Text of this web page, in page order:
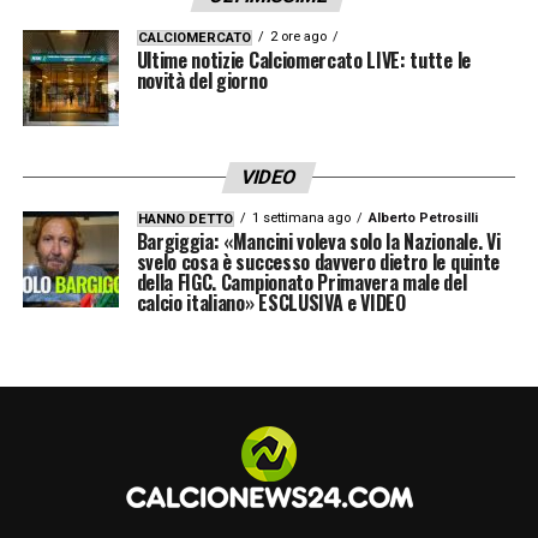
DZEKO– «Ha bisogno di continuità, non lo
puoi far entrare dieci minuti o comunque
giudicarlo per una partita. Va visto nel lungo.
Le difficoltà c’erano anche in Turchia… Ha
PISA-FIORENTINA– «Complicata, perché il
Pisa è tosto. A Napoli ha fatto una
CALCIOMERCATO 2 ore ago
Ultime notizie Calciomercato LIVE: tutte le
novità del giorno
VIDEO
HANNO DETTO 1 settimana ago Alberto Petrosilli
Bargiggia: «Mancini voleva solo la Nazionale. Vi
svelo cosa è successo davvero dietro le quinte
della FIGC. Campionato Primavera male del
calcio italiano» ESCLUSIVA e VIDEO